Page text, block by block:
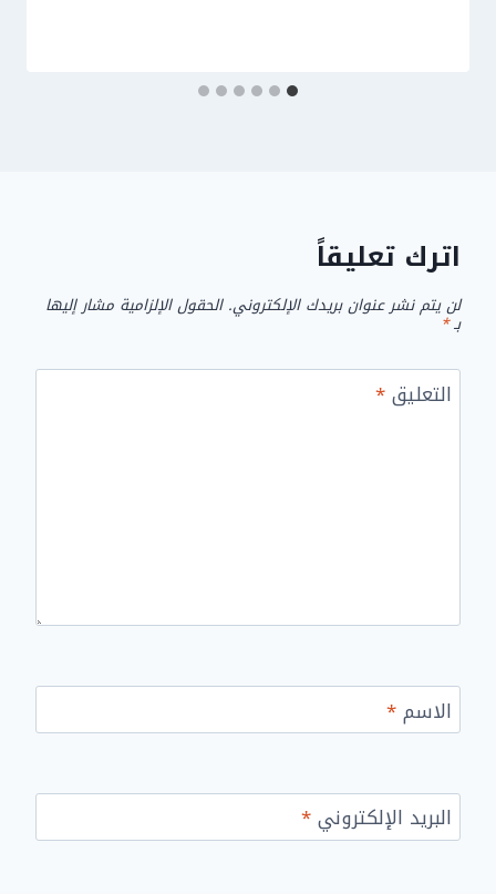
اترك تعليقاً
لن يتم نشر عنوان بريدك الإلكتروني. الحقول الإلزامية مشار إليها
بـ*
التعليق*
الاسم*
البريد الإلكتروني*